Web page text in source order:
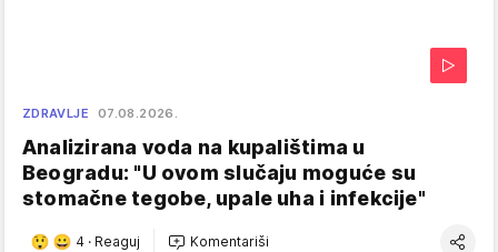
ZDRAVLJE 07.08.2026.
Analizirana voda na kupalištima u
Beogradu: "U ovom slučaju moguće su
stomačne tegobe, upale uha i infekcije"
4 · Reaguj Komentariši